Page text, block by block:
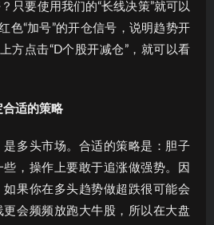
只要使用我们的“长线决策”就可以
色“加号”的开仓信号，说明趋势开
方点击“D个股开减仓”，就可以看
合适的策略
多头市场。合适的策略是：胆子
，操作上要敢于追涨做强势。因
果你在多头趋势做超跌很可能会
会频频放跑大牛股，所以在大盘